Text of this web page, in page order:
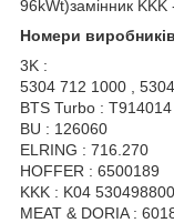
96kWt)замінник
Номери виробників
3K :
5304 712 1000 ,
BTS Turbo :
BU : 126060
ELRING : 716.270
HOFFER : 6500189
KKK : K04
MEAT & DORIA :